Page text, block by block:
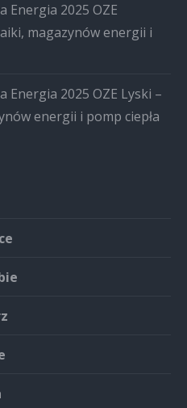
Energia 2025 OZE
magazynów energii i
Energia 2025 OZE Lyski –
energii i pomp ciepła